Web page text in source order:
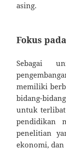
asing.
Fokus
Sebagai
memiliki
bidang-
untuk
pendidikan
penelitian
ekonomi,